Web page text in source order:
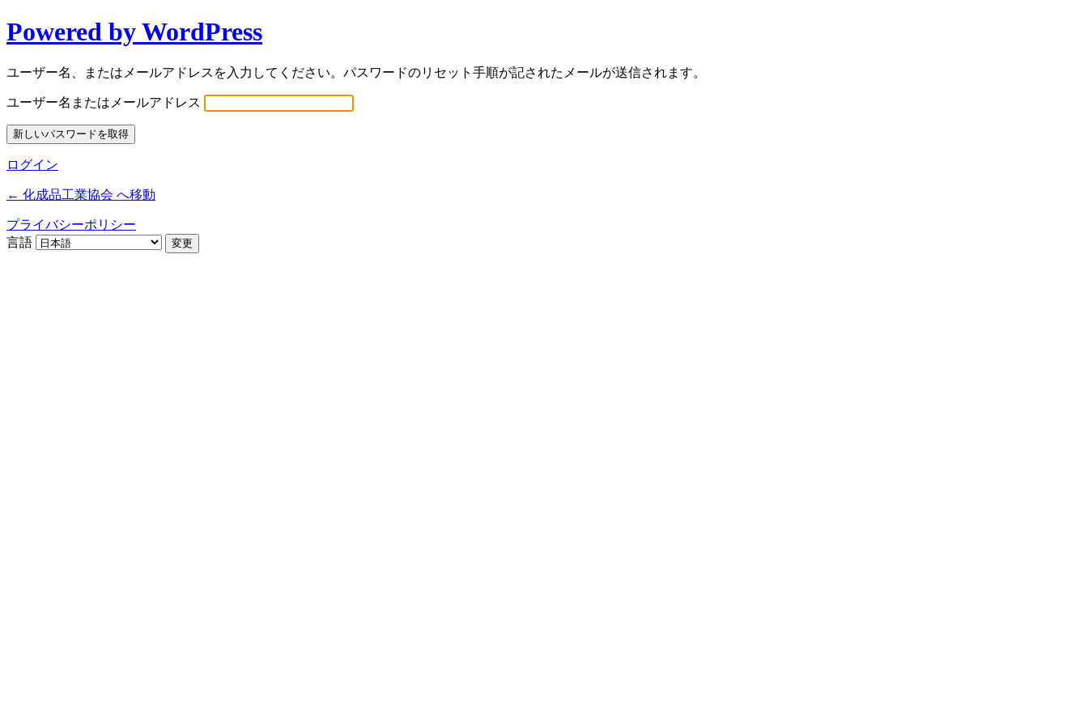
Powered by WordPress
ユーザー名、またはメールアドレスを入力してください。パスワードのリセット手順が記されたメールが送信されます。
ユーザー名またはメールアドレス
ログイン
← 化成品工業協会 へ移動
プライバシーポリシー
言語